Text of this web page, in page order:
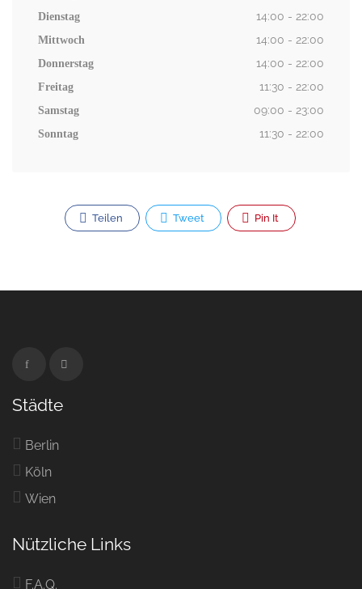
Dienstag 14:00 - 22:00
Mittwoch 14:00 - 22:00
Donnerstag 14:00 - 22:00
Freitag 11:30 - 22:00
Samstag 09:00 - 23:00
Sonntag 11:30 - 22:00
Teilen Tweet Pin It
Städte
Berlin
Köln
Wien
Nützliche Links
F.A.Q.